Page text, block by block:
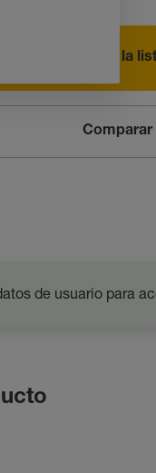
Añadir a la
de usuario para